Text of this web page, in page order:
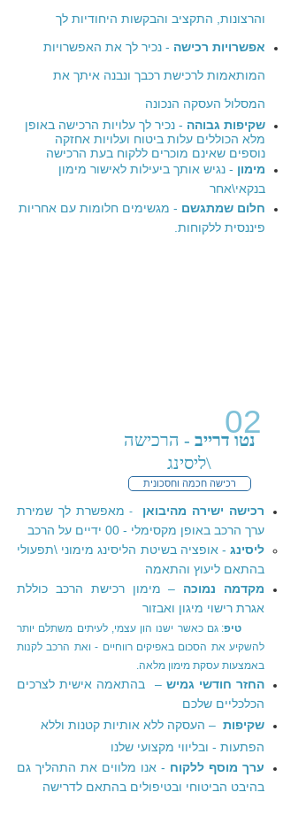
והרצונות, התקציב והבקשות היחודיות לך
אפשרויות רכישה - נכיר לך את האפשרויות
המותאמות לרכישת רכבך ונבנה איתך את
המסלול העסקה הנכונה
שקיפות גבוהה - נכיר לך עלויות הרכישה באופן
מלא הכוללים עלות ביטוח ועלויות אחזקה
נוספים שאינם מוכרים ללקוח בעת הרכישה
מימון - נגיש אותך ביעילות לאישור מימון
בנקאי\אחר
חלום שמתגשם - מגשימים חלומות עם אחריות
פיננסית ללקוחות.
נטו דרייב - הרכישה
\ליסינג
02
רכישה חכמה וחסכונית
רכישה ישירה מהיבואן - מאפשרת לך שמירת
ערך הרכב באופן מקסימלי - 00 ידיים על הרכב
ליסינג - אופציה בשיטת הליסינג מימוני \תפעולי
בהתאם ליעוץ והתאמה
מקדמה נמוכה – מימון רכישת הרכב כוללת
אגרת רישוי מיגון ואבזור
טיפ: גם כאשר ישנו הון עצמי, לעיתים משתלם יותר
להשקיע את הסכום באפיקים רווחיים - ואת הרכב לקנות
באמצעות עסקת מימון מלאה.
החזר חודשי גמיש – בהתאמה אישית לצרכים
הכלכליים שלכם
שקיפות – העסקה ללא אותיות קטנות וללא
הפתעות - ובליווי מקצועי שלנו
ערך מוסף ללקוח - אנו מלווים את התהליך גם
בהיבט הביטוחי ובטיפולים בהתאם לדרישה